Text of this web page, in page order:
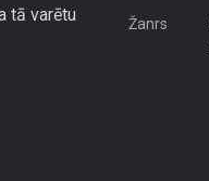
tā varētu
Žanrs